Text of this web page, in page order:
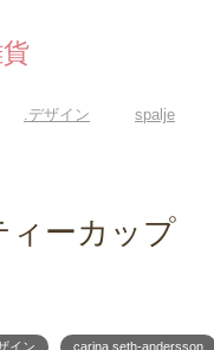
.デザイン spalje
ィーカップ
イン carina seth-andersson